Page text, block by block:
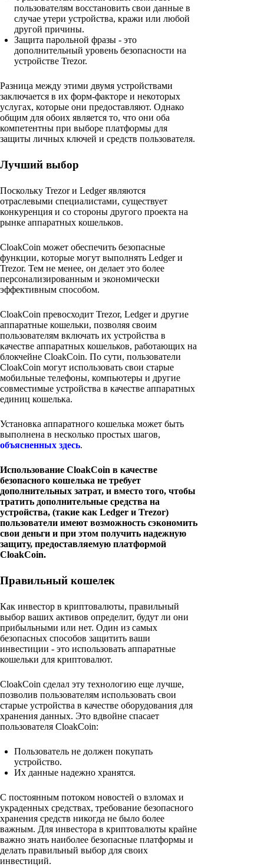
пользователям восстановить свои данные в
случае утери устройства, кражи или любой
другой причины.
Защита парольной фразы - это
дополнительный уровень безопасности на
устройстве Trezor.
Разница между этими двумя устройствами
заключается в их форм-факторе и некоторых
услугах, которые они предоставляют. Однако
общим для обоих является то, что они оба
компетентны при выборе платформы для
защиты личных ключей и средств пользователя.
Лучший выбор
Поскольку Trezor и Ledger являются
отраслевыми специалистами, существует
конкуренция и со стороны другого проекта на
рынке аппаратных кошельков.
CloakCoin может обеспечить безопасные
функции, которые могут выполнять Ledger и
Trezor. Тем не менее, он делает это более
персонализированным и экономически
эффективным способом.
CloakCoin превосходит Trezor, Ledger и другие
аппаратные кошельки, позволяя своим
пользователям включать их устройства в
качестве аппаратных кошельков, работающих на
блокчейне CloakCoin. По сути, пользователи
CloakCoin могут использовать свои старые
мобильные телефоны, компьютеры и другие
совместимые устройства в качестве аппаратных
единиц кошелька.
Установка аппаратного кошелька может быть
выполнена в несколько простых шагов,
объясненных здесь.
Использование CloakCoin в качестве
безопасного кошелька не требует
дополнительных затрат, и вместо того, чтобы
тратить дополнительные средства на
устройства, (такие как Ledger и Trezor)
пользователи имеют возможность сэкономить
свои деньги и при этом получить надежную
защиту, предоставляемую платформой
CloakCoin.
Правильный кошелек
Как инвестор в криптовалюты, правильный
выбор ваших активов определит, будут ли они
прибыльными или нет. Один из самых
безопасных способов защитить ваши
инвестиции - это использовать аппаратные
кошельки для криптовалют.
CloakCoin сделал эту технологию еще лучше,
позволив пользователям использовать свои
старые устройства в качестве оборудования для
хранения данных. Это вдвойне спасает
пользователя CloakCoin:
Пользователь не должен покупать
устройство.
Их данные надежно хранятся.
С постоянным потоком новостей о взломах и
украденных средствах, требование безопасного
хранения средств никогда не было более
важным. Для инвестора в криптовалюты крайне
важно знать наиболее безопасные платформы и
делать правильный выбор для своих
инвестиций.